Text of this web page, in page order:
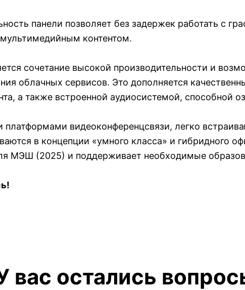
панели позволяет без задержек работать с
контентом.
сочетание высокой производительности и
облачных сервисов. Это дополняется
а также встроенной аудиосистемой, способной
видеоконференцсвязи, легко
в концепции «умного класса» и гибридного
МЭШ (2025) и поддерживает необходимые
вас остались